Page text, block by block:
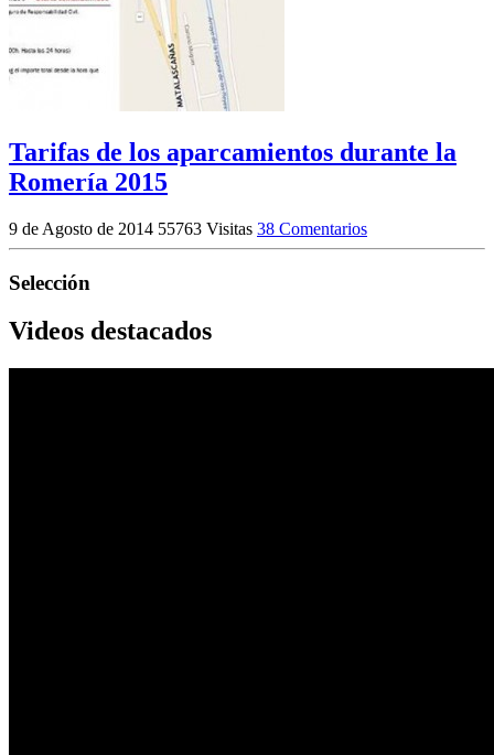
Tarifas de los aparcamientos durante la
Romería 2015
9 de Agosto de 2014 55763 Visitas 38 Comentarios
Selección
Videos destacados